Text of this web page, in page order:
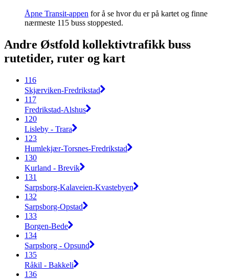
Åpne Transit-appen for å se hvor du er på kartet og finne
nærmeste 115 buss stoppested.
Andre Østfold kollektivtrafikk buss
rutetider, ruter og kart
116
Skjærviken-Fredrikstad
117
Fredrikstad-Alshus
120
Lisleby - Trara
123
Humlekjær-Torsnes-Fredrikstad
130
Kurland - Brevik
131
Sarpsborg-Kalaveien-Kvastebyen
132
Sarpsborg-Opstad
133
Borgen-Bede
134
Sarpsborg - Opsund
135
Råkil - Bakkeli
136